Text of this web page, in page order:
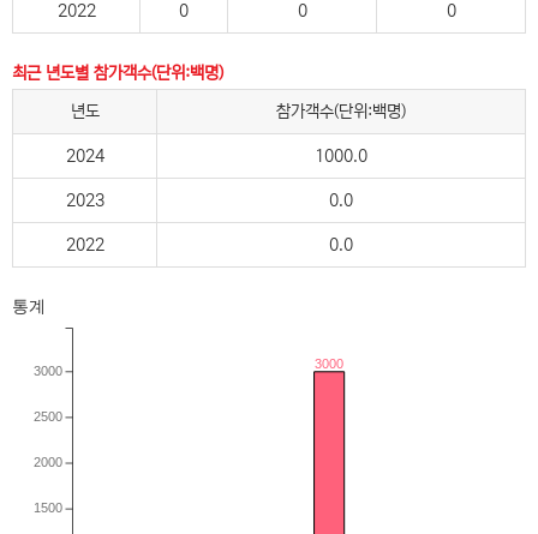
2022 0 0 0
최근 년도별 참가객수(단위:백명)
년도
참가객수(단위:백명)
2024 1000.0
2023 0.0
2022 0.0
통계
3000
1500
2000
2500
3000